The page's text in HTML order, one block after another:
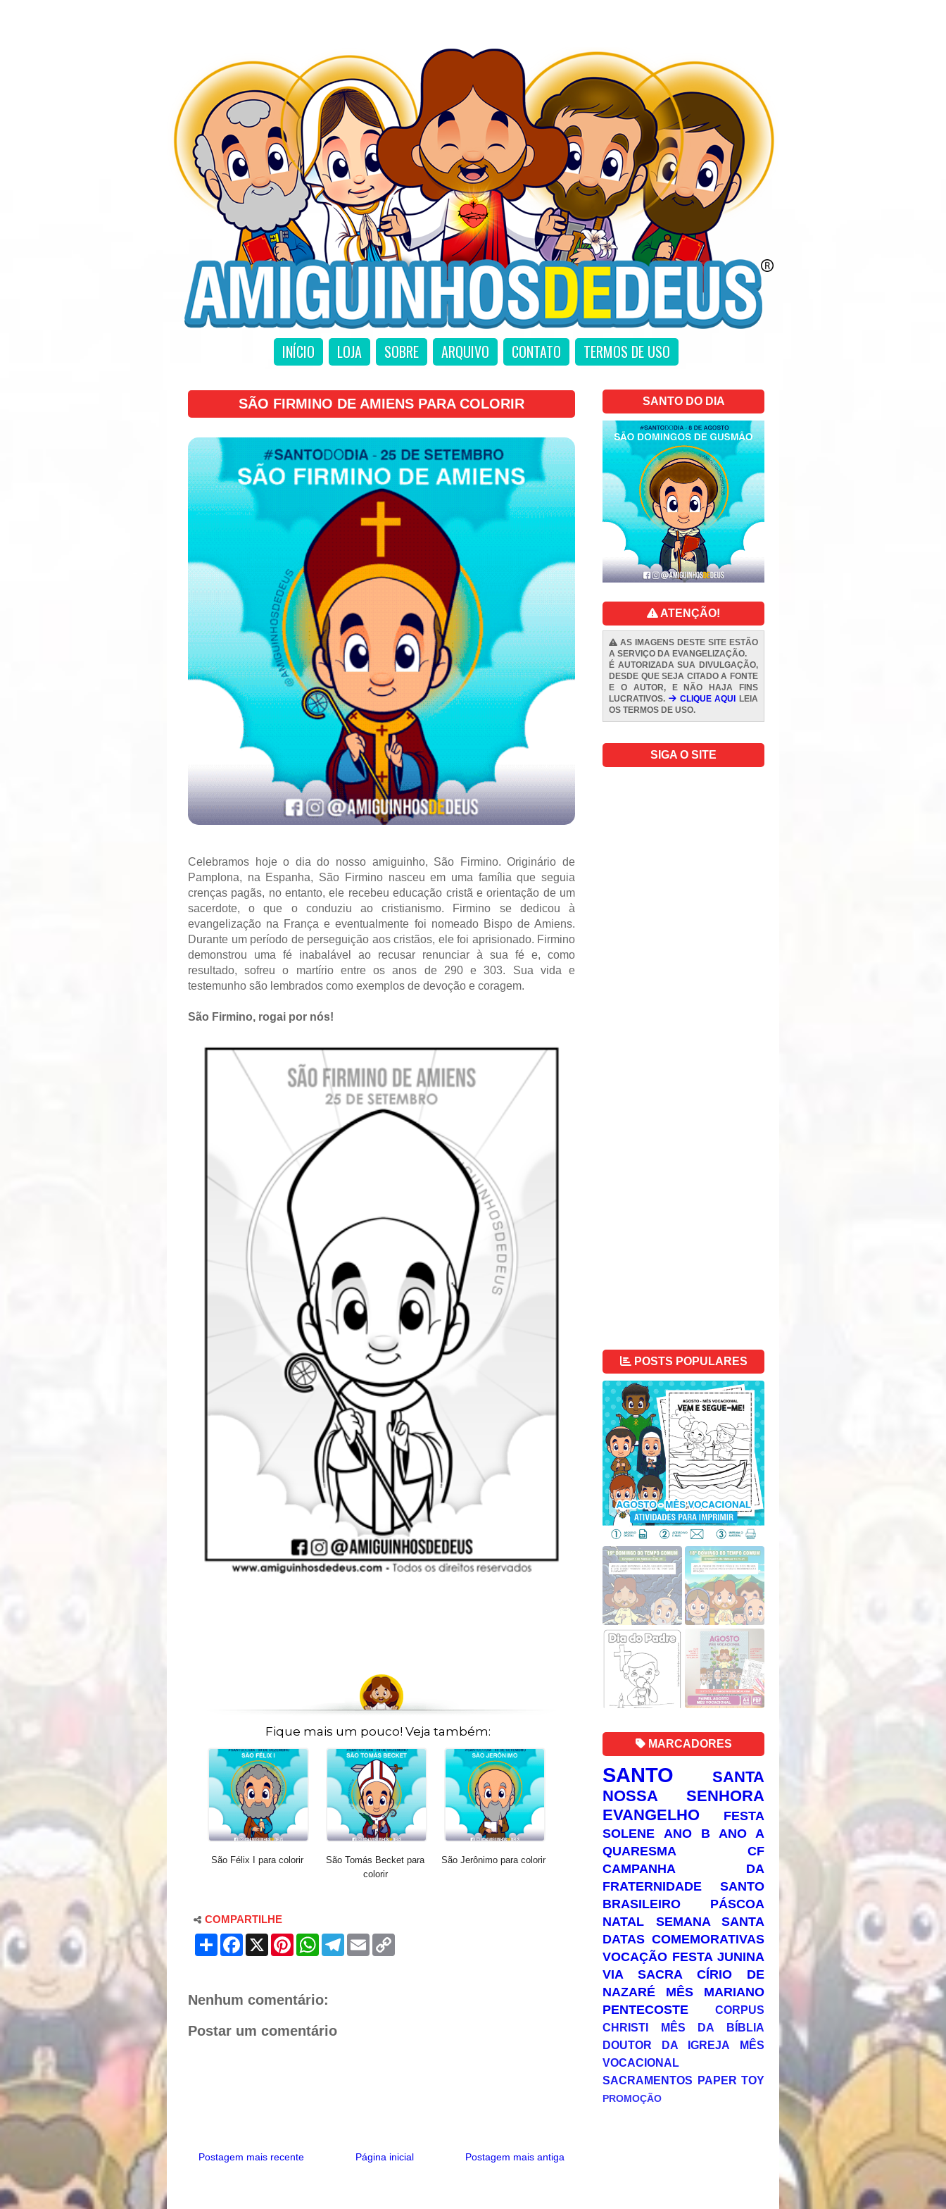
INÍCIO LOJA SOBRE ARQUIVO CONTATO TERMOS DE USO
SÃO FIRMINO DE AMIENS PARA COLORIR
Celebramos hoje o dia do nosso amiguinho, São Firmino. Originário de
Pamplona, na Espanha, São Firmino nasceu em uma família que seguia
crenças pagãs, no entanto, ele recebeu educação cristã e orientação de um
sacerdote, o que o conduziu ao cristianismo. Firmino se dedicou à
evangelização na França e eventualmente foi nomeado Bispo de Amiens.
Durante um período de perseguição aos cristãos, ele foi aprisionado. Firmino
demonstrou uma fé inabalável ao recusar renunciar à sua fé e, como
resultado, sofreu o martírio entre os anos de 290 e 303. Sua vida e
testemunho são lembrados como exemplos de devoção e coragem.
São Firmino, rogai por nós!
Fique mais um pouco! Veja também:
São Félix I para colorir
São Tomás Becket para
colorir
São Jerônimo para colorir
COMPARTILHE
S
F
X
P
r
e
t
W
A
p
T
E
m
Nenhum comentário:
Postar um comentário
Postagem mais recente Postagem mais antiga
Página inicial
SANTO DO DIA
ATENÇÃO!
AS IMAGENS DESTE SITE ESTÃO
A SERVIÇO DA EVANGELIZAÇÃO.
É AUTORIZADA SUA DIVULGAÇÃO,
DESDE QUE SEJA CITADO A FONTE
E O AUTOR, E NÃO HAJA FINS
LUCRATIVOS.
CLIQUE AQUI
LEIA
OS TERMOS DE USO.
SIGA O SITE
POSTS POPULARES
MARCADORES
SANTO
SANTA
NOSSA SENHORA
EVANGELHO
FESTA
SOLENE
ANO B
ANO A
QUARESMA
CF
CAMPANHA DA
FRATERNIDADE
SANTO
BRASILEIRO
PÁSCOA
NATAL
SEMANA SANTA
DATAS COMEMORATIVAS
VOCAÇÃO FESTA JUNINA
VIA SACRA
CÍRIO DE
NAZARÉ
MÊS MARIANO
PENTECOSTE
CORPUS
CHRISTI
MÊS DA BÍBLIA
DOUTOR DA IGREJA
MÊS
VOCACIONAL
SACRAMENTOS PAPER TOY
PROMOÇÃO